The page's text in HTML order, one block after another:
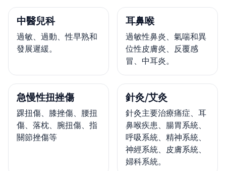
中醫兒科
過敏、過動、性早熟和
發展遲緩。
耳鼻喉
過敏性鼻炎、氣喘和異
位性皮膚炎、反覆感
冒、中耳炎。
急慢性扭挫傷
踝扭傷、膝挫傷、腰扭
傷、落枕、腕扭傷、指
關節挫傷等
針灸/艾灸
針灸主要治療痛症、耳
鼻喉疾患、腸胃系統、
呼吸系統、精神系統、
神經系統、皮膚系統、
婦科系統。